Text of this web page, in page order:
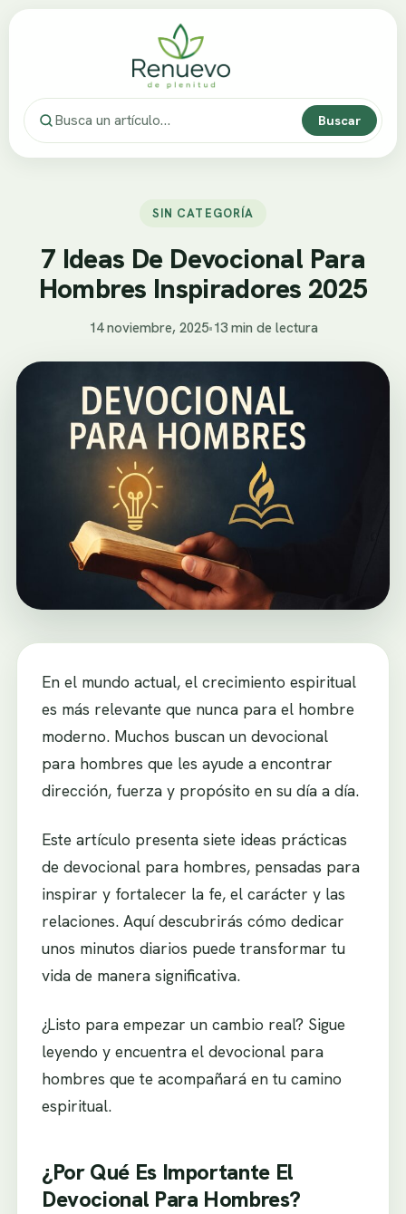
Buscar
SIN CATEGORÍA
7 Ideas De Devocional Para
Hombres Inspiradores 2025
14 noviembre, 2025•13 min de lectura
En el mundo actual, el crecimiento espiritual
es más relevante que nunca para el hombre
moderno. Muchos buscan un devocional
para hombres que les ayude a encontrar
dirección, fuerza y propósito en su día a día.
Este artículo presenta siete ideas prácticas
de devocional para hombres, pensadas para
inspirar y fortalecer la fe, el carácter y las
relaciones. Aquí descubrirás cómo dedicar
unos minutos diarios puede transformar tu
vida de manera significativa.
¿Listo para empezar un cambio real? Sigue
leyendo y encuentra el devocional para
hombres que te acompañará en tu camino
espiritual.
¿Por Qué Es Importante El
Devocional Para Hombres?